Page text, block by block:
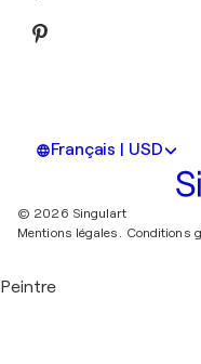
Français | USD
© 2026 Singulart
Mentions légales. Conditions
Peintre